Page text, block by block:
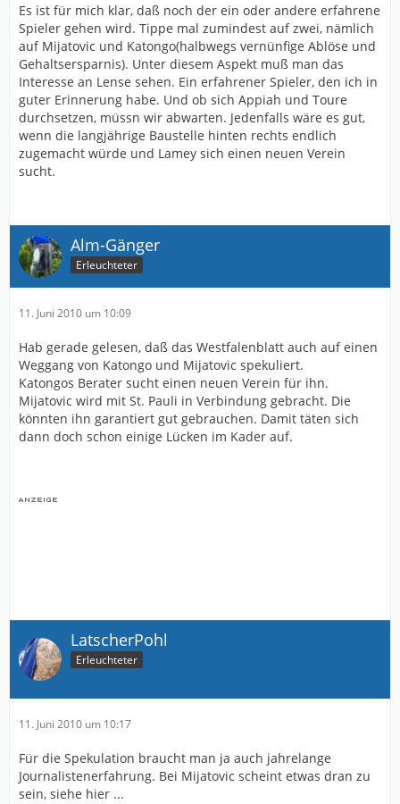
Es ist für mich klar, daß noch der ein oder andere erfahrene
Spieler gehen wird. Tippe mal zumindest auf zwei, nämlich
auf Mijatovic und Katongo(halbwegs vernünfige Ablöse und
Gehaltsersparnis). Unter diesem Aspekt muß man das
Interesse an Lense sehen. Ein erfahrener Spieler, den ich in
guter Erinnerung habe. Und ob sich Appiah und Toure
durchsetzen, müssn wir abwarten. Jedenfalls wäre es gut,
wenn die langjährige Baustelle hinten rechts endlich
zugemacht würde und Lamey sich einen neuen Verein
sucht.
Alm-Gänger
Erleuchteter
11. Juni 2010 um 10:09
Hab gerade gelesen, daß das Westfalenblatt auch auf einen
Weggang von Katongo und Mijatovic spekuliert.
Katongos Berater sucht einen neuen Verein für ihn.
Mijatovic wird mit St. Pauli in Verbindung gebracht. Die
könnten ihn garantiert gut gebrauchen. Damit täten sich
dann doch schon einige Lücken im Kader auf.
LatscherPohl
Erleuchteter
11. Juni 2010 um 10:17
Für die Spekulation braucht man ja auch jahrelange
Journalistenerfahrung. Bei Mijatovic scheint etwas dran zu
sein, siehe hier ...